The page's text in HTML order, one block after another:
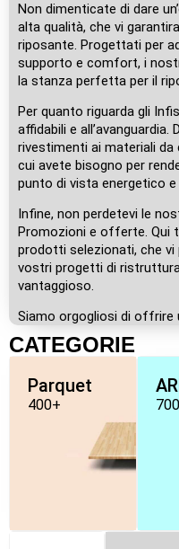
Non dimenticate di dare
alta qualità, che vi
riposante. Progettati per
supporto e comfort, i
la stanza perfetta per il
Per quanto riguarda gli
affidabili e
rivestimenti ai materiali
cui avete bisogno per
punto di vista energetico e
Infine, non perdetevi le
Promozioni e offerte. Qui
prodotti selezionati, che
vostri progetti di
vantaggioso.
Siamo orgogliosi di
CATEGORIE
Parquet
400+